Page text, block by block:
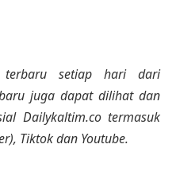
setiap hari dari
juga dapat dilihat dan
Dailykaltim.co termasuk
Tiktok dan Youtube.